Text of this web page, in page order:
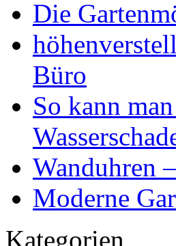
Die
Büro
So kann
Wanduhren
Moderne
Kategorien